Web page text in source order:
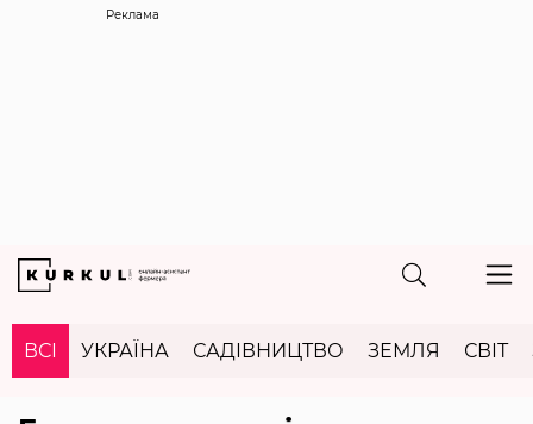
Реклама
ВСІ УКРАЇНА САДІВНИЦТВО ЗЕМЛЯ СВІТ